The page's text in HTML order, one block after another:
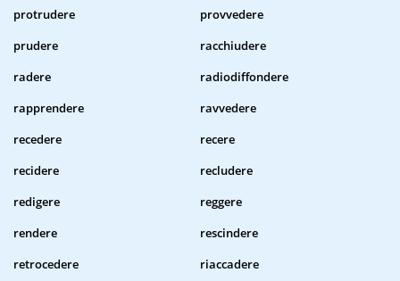
protrudere
provvedere
prudere
racchiudere
radere
radiodiffondere
rapprendere
ravvedere
recedere
recere
recidere
recludere
redigere
reggere
rendere
rescindere
retrocedere
riaccadere